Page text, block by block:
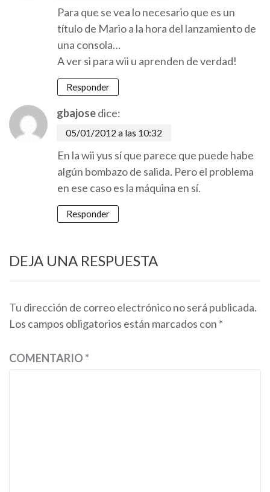
Para que se vea lo necesario que es un
título de Mario a la hora del lanzamiento de
una consola…
A ver si para wii u aprenden de verdad!
Responder
gbajosedice:
05/01/2012 a las 10:32
En la wii yus sí que parece que puede habe
algún bombazo de salida. Pero el problema
en ese caso es la máquina en sí.
Responder
DEJA UNA RESPUESTA
Tu dirección de correo electrónico no será publicada.
Los campos obligatorios están marcados con *
COMENTARIO*